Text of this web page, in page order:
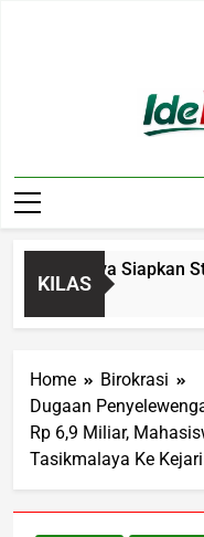
KILAS
Siapkan
Home
Birokrasi
Dugaan
Rp 6,9 Miliar,
Tasikmalaya Ke Kejari